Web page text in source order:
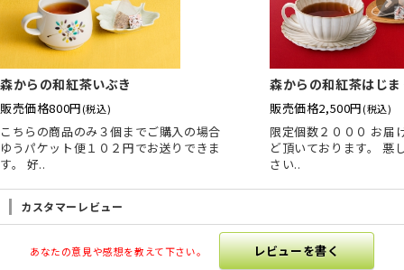
森からの和紅茶いぶき
販売価格800円(税込)
こちらの商品のみ３個までご購入の場合
ゆうパケット便１０２円でお送りできま
す。 好..
森からの和紅茶はじ
販売価格2,500円(税込)
限定個数２０００ お届
ど頂いております。 悪
さい..
カスタマーレビュー
あなたの意見や感想を教えて下さい。 レビューを書く